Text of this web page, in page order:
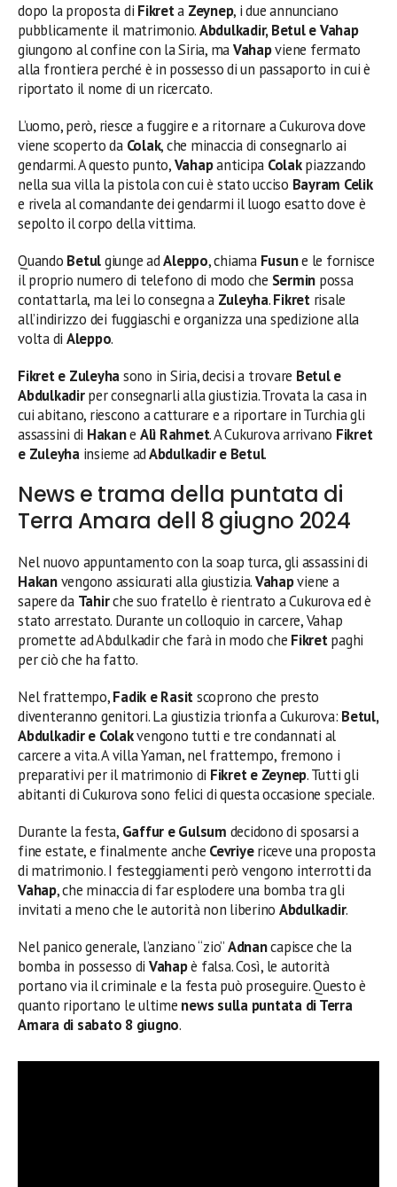
dopo la proposta di Fikreta Zeynep, i due annunciano
pubblicamente il matrimonio.Abdulkadir, Betul e Vahap
giungono al confine con la Siria, maVahapviene fermato
alla frontiera perché è in possesso di un passaporto in cui è
riportato il nome di un ricercato.
L’uomo, però, riesce a fuggire e a ritornare a Cukurova dove
viene scoperto da Colak, che minaccia di consegnarlo ai
gendarmi. A questo punto,Vahapanticipa Colakpiazzando
nella sua villa la pistola con cui è stato ucciso Bayram Celik
e rivela al comandante dei gendarmi il luogo esatto dove è
sepolto il corpo della vittima.
Quando Betulgiunge adAleppo, chiama Fusune le fornisce
il proprio numero di telefono di modo che Sermin possa
contattarla, ma lei lo consegna a Zuleyha.Fikretrisale
all’indirizzo dei fuggiaschi e organizza una spedizione alla
volta di Aleppo.
Fikret e Zuleyhasono in Siria, decisi a trovare Betul e
Abdulkadirper consegnarli alla giustizia. Trovata la casa in
cui abitano, riescono a catturare e a riportare in Turchia gli
assassini di Hakane Alì Rahmet. A Cukurova arrivano Fikret
e Zuleyhainsieme adAbdulkadir e Betul.
News e trama della puntata di
Terra Amara dell 8 giugno 2024
Nel nuovo appuntamento con la soap turca, gli assassini di
Hakanvengono assicurati alla giustizia.Vahapviene a
sapere da Tahirche suo fratello è rientrato a Cukurova ed è
stato arrestato. Durante un colloquio in carcere, Vahap
promette ad Abdulkadir che farà in modo che Fikretpaghi
per ciò che ha fatto.
Nel frattempo,Fadik e Rasitscoprono che presto
diventeranno genitori. La giustizia trionfa a Cukurova: Betul,
Abdulkadir e Colakvengono tutti e tre condannati al
carcere a vita. A villa Yaman, nel frattempo, fremono i
preparativi per il matrimonio di Fikret e Zeynep. Tutti gli
abitanti di Cukurova sono felici di questa occasione speciale.
Durante la festa, Gaffur e Gulsum decidono di sposarsi a
fine estate, e finalmente anche Cevriyericeve una proposta
di matrimonio. I festeggiamenti però vengono interrotti da
Vahap, che minaccia di far esplodere una bomba tra gli
invitati a meno che le autorità non liberino Abdulkadir.
Nel panico generale, l’anziano “zio”Adnancapisce che la
bomba in possesso di Vahapè falsa. Così, le autorità
portano via il criminale e la festa può proseguire. Questo è
quanto riportano le ultime news sulla puntata di Terra
Amara di sabato 8 giugno.